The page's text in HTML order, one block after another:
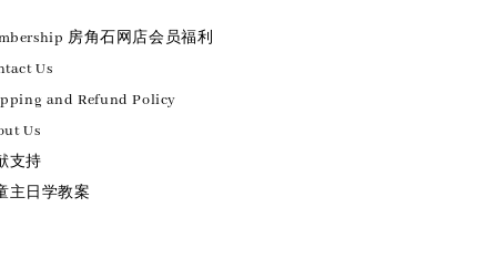
房角石网店会员福利
Us
and Refund Policy
Us
支持
主日学教案